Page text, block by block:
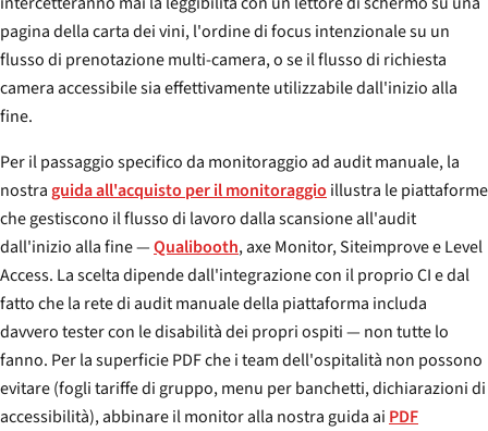
pagina della carta dei vini, l'ordine di focus intenzionale su un
flusso di prenotazione multi-camera, o se il flusso di richiesta
camera accessibile sia effettivamente utilizzabile dall'inizio alla
fine.
Per il passaggio specifico da monitoraggio ad audit manuale, la
nostra guida all'acquisto per il monitoraggio illustra le piattaforme
che gestiscono il flusso di lavoro dalla scansione all'audit
dall'inizio alla fine —Qualibooth, axe Monitor, Siteimprove e Level
Access. La scelta dipende dall'integrazione con il proprio CI e dal
fatto che la rete di audit manuale della piattaforma includa
davvero tester con le disabilità dei propri ospiti — non tutte lo
fanno. Per la superficie PDF che i team dell'ospitalità non possono
evitare (fogli tariffe di gruppo, menu per banchetti, dichiarazioni di
accessibilità), abbinare il monitor alla nostra guida ai PDF